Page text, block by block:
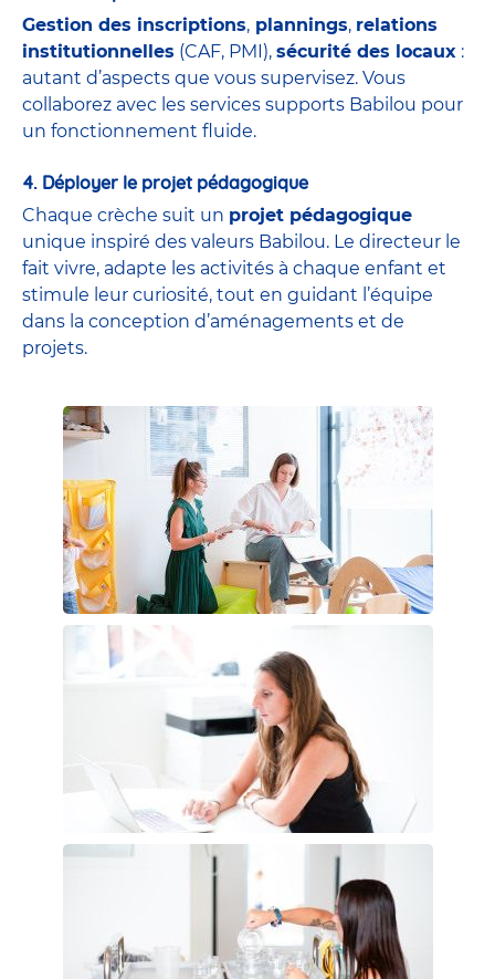
Gestion des inscriptions, plannings, relations
institutionnelles (CAF, PMI), sécurité des locaux :
autant d’aspects que vous supervisez. Vous
collaborez avec les services supports Babilou pour
un fonctionnement fluide.
4. Déployer le projet pédagogique
Chaque crèche suit un projet pédagogique
unique inspiré des valeurs Babilou. Le directeur le
fait vivre, adapte les activités à chaque enfant et
stimule leur curiosité, tout en guidant l’équipe
dans la conception d’aménagements et de
projets.